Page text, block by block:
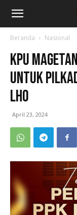
Beranda Nasional
KPU
untuk
Lho
April 23, 2024